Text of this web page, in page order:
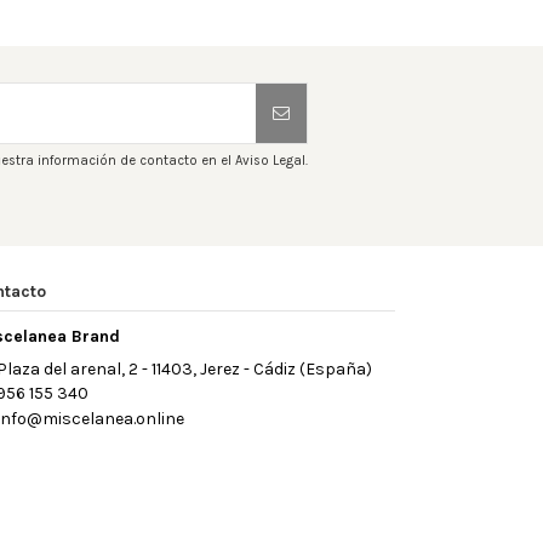
información de contacto en el Aviso Legal.
Brand
del arenal, 2 - 11403, Jerez - Cádiz (España)
155 340